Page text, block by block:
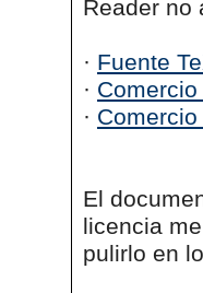
Reader no
· Fuente
·
·
El
licencia
pulirlo en